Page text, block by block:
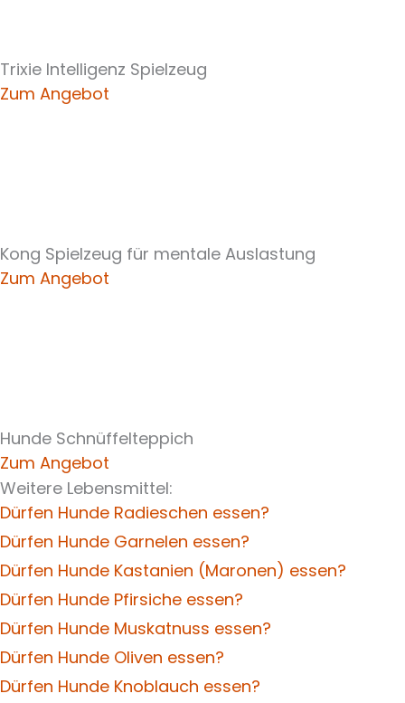
Trixie Intelligenz Spielzeug
Zum Angebot
Kong Spielzeug für mentale Auslastung
Zum Angebot
Hunde Schnüffelteppich
Zum Angebot
Weitere Lebensmittel:
Dürfen Hunde Radieschen essen?
Dürfen Hunde Garnelen essen?
Dürfen Hunde Kastanien (Maronen) essen?
Dürfen Hunde Pfirsiche essen?
Dürfen Hunde Muskatnuss essen?
Dürfen Hunde Oliven essen?
Dürfen Hunde Knoblauch essen?